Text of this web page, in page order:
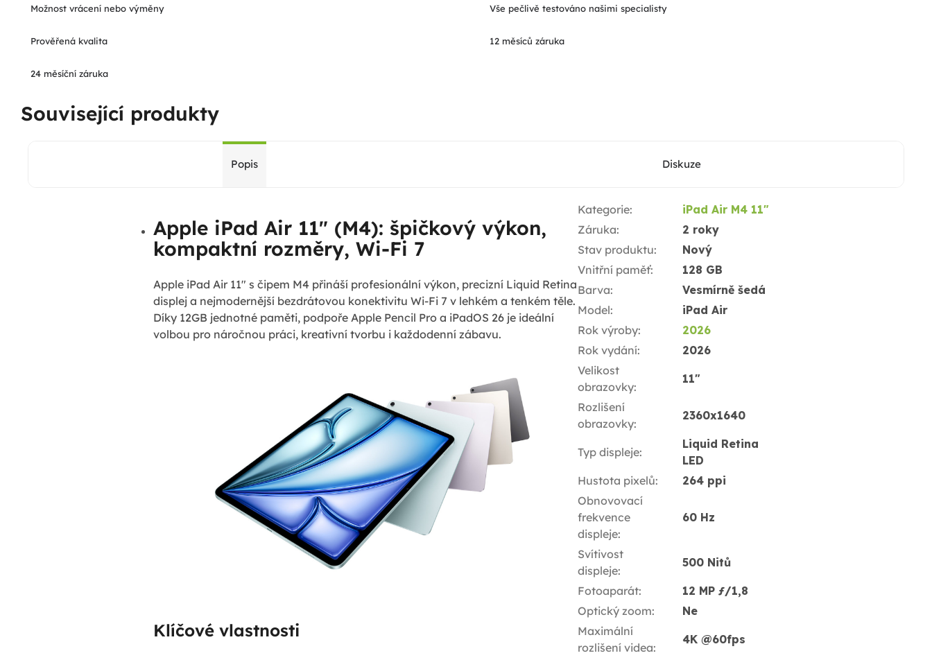
Možnost vrácení nebo výměny Vše pečlivě testováno našimi specialisty
Prověřená kvalita 12 měsíců záruka
24 měsíční záruka
Související produkty
Popis Diskuze
Apple iPad Air 11" (M4): špičkový výkon,
kompaktní rozměry, Wi-Fi 7
Apple iPad Air 11" s čipem M4 přináší profesionální výkon, precizní Liquid Retina
displej a nejmodernější bezdrátovou konektivitu Wi-Fi 7 v lehkém a tenkém těle.
Díky 12GB jednotné paměti, podpoře Apple Pencil Pro a iPadOS 26 je ideální
volbou pro náročnou práci, kreativní tvorbu i každodenní zábavu.
Klíčové vlastnosti
Kategorie:
iPad Air M4 11"
Záruka:
2 roky
Stav produktu:
Nový
Vnitřní paměť:
128 GB
Barva:
Vesmírně šedá
Model:
iPad Air
Rok výroby:
2026
Rok vydání:
2026
Velikost
obrazovky:
11"
Rozlišení
obrazovky:
2360x1640
Typ displeje:
Liquid Retina
LED
Hustota pixelů:
264 ppi
Obnovovací
frekvence
displeje:
60 Hz
Svítivost
displeje:
500 Nitů
Fotoaparát:
12 MP ƒ/1,8
Optický zoom:
Ne
Maximální
rozlišení videa:
4K @60fps